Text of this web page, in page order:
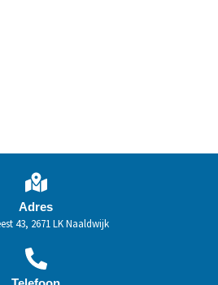
Adres
43, 2671 LK Naaldwijk